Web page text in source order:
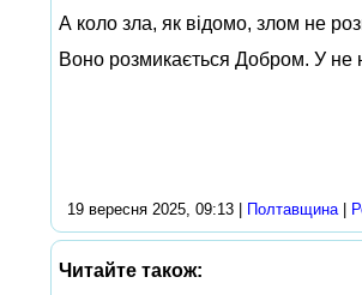
А коло зла, як відомо, злом не
Воно розмикається Добром. У
19 вересня 2025, 09:13 | Полтавщина|
Читайте також: